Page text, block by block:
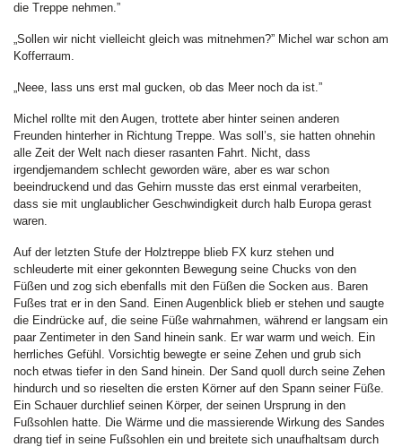
die Treppe nehmen.”
„Sollen wir nicht vielleicht gleich was mitnehmen?” Michel war schon am
Kofferraum.
„Neee, lass uns erst mal gucken, ob das Meer noch da ist.”
Michel rollte mit den Augen, trottete aber hinter seinen anderen
Freunden hinterher in Richtung Treppe. Was soll’s, sie hatten ohnehin
alle Zeit der Welt nach dieser rasanten Fahrt. Nicht, dass
irgendjemandem schlecht geworden wäre, aber es war schon
beeindruckend und das Gehirn musste das erst einmal verarbeiten,
dass sie mit unglaublicher Geschwindigkeit durch halb Europa gerast
waren.
Auf der letzten Stufe der Holztreppe blieb FX kurz stehen und
schleuderte mit einer gekonnten Bewegung seine Chucks von den
Füßen und zog sich ebenfalls mit den Füßen die Socken aus. Baren
Fußes trat er in den Sand. Einen Augenblick blieb er stehen und saugte
die Eindrücke auf, die seine Füße wahrnahmen, während er langsam ein
paar Zentimeter in den Sand hinein sank. Er war warm und weich. Ein
herrliches Gefühl. Vorsichtig bewegte er seine Zehen und grub sich
noch etwas tiefer in den Sand hinein. Der Sand quoll durch seine Zehen
hindurch und so rieselten die ersten Körner auf den Spann seiner Füße.
Ein Schauer durchlief seinen Körper, der seinen Ursprung in den
Fußsohlen hatte. Die Wärme und die massierende Wirkung des Sandes
drang tief in seine Fußsohlen ein und breitete sich unaufhaltsam durch